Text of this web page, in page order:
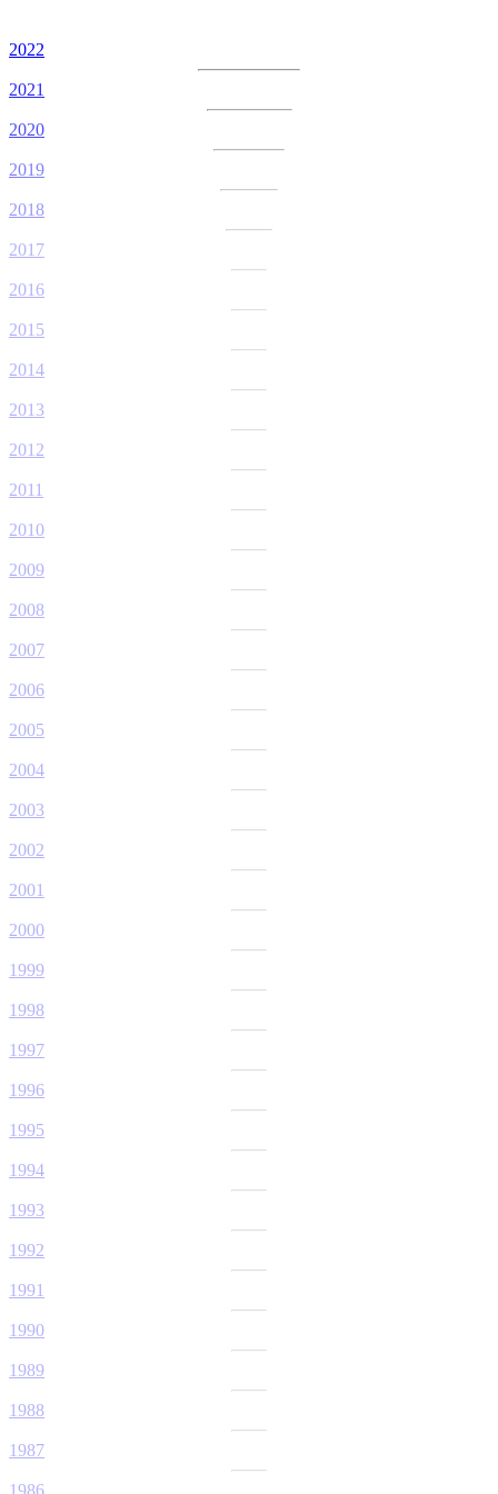
2022
2021
2020
2019
2018
2017
2016
2015
2014
2013
2012
2011
2010
2009
2008
2007
2006
2005
2004
2003
2002
2001
2000
1999
1998
1997
1996
1995
1994
1993
1992
1991
1990
1989
1988
1987
1986